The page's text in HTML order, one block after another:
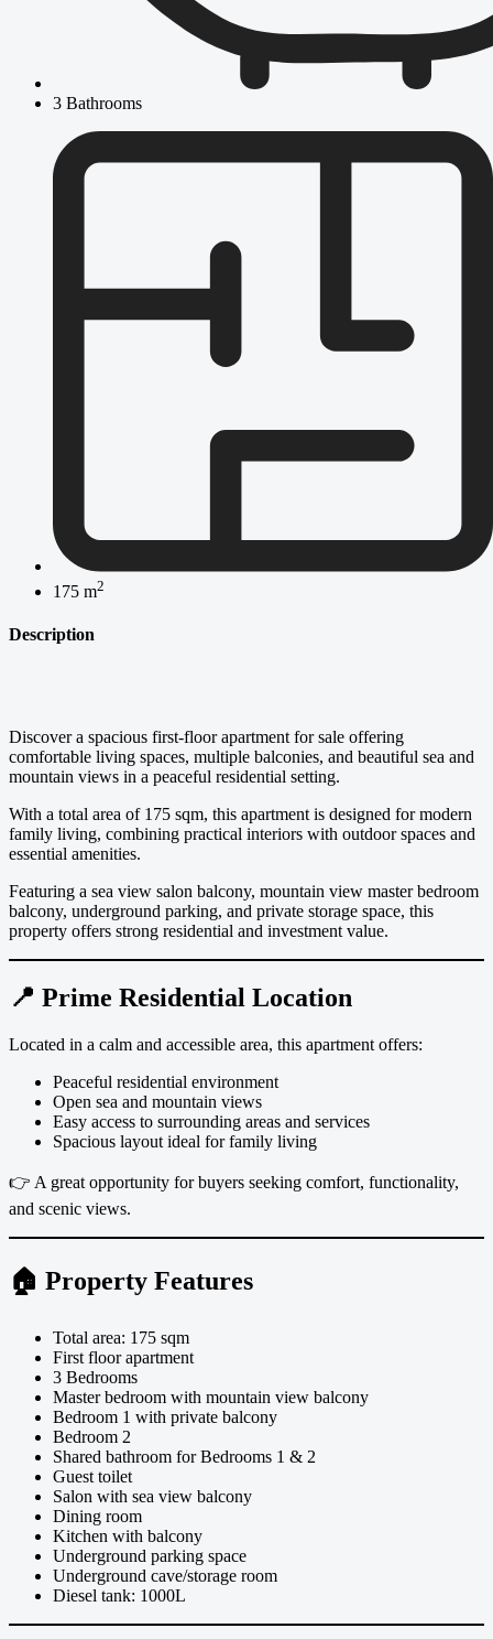
3 Bathrooms
175 m2
Description
Discover a spacious first-floor apartment for sale offering
comfortable living spaces, multiple balconies, and beautiful sea and
mountain views in a peaceful residential setting.
With a total area of 175 sqm, this apartment is designed for modern
family living, combining practical interiors with outdoor spaces and
essential amenities.
Featuring a sea view salon balcony, mountain view master bedroom
balcony, underground parking, and private storage space, this
property offers strong residential and investment value.
📍 Prime Residential Location
Located in a calm and accessible area, this apartment offers:
Peaceful residential environment
Open sea and mountain views
Easy access to surrounding areas and services
Spacious layout ideal for family living
👉 A great opportunity for buyers seeking comfort, functionality,
and scenic views.
🏠 Property Features
Total area: 175 sqm
First floor apartment
3 Bedrooms
Master bedroom with mountain view balcony
Bedroom 1 with private balcony
Bedroom 2
Shared bathroom for Bedrooms 1 & 2
Guest toilet
Salon with sea view balcony
Dining room
Kitchen with balcony
Underground parking space
Underground cave/storage room
Diesel tank: 1000L